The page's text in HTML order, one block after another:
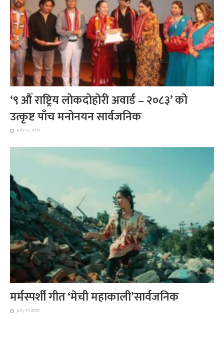
‘९ औँ राष्ट्रिय लोकदोहोरी अवार्ड – २०८३’ को
उत्कृष्ट पाँच मनोनयन सार्वजनिक
July 22, 2026
मर्मस्पर्शी गीत ‘मेची महाकाली’सार्वजनिक
July 17, 2026